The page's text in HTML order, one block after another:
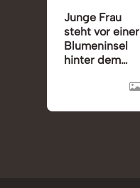
Junge Frau
steht vor einer
Blumeninsel
hinter dem